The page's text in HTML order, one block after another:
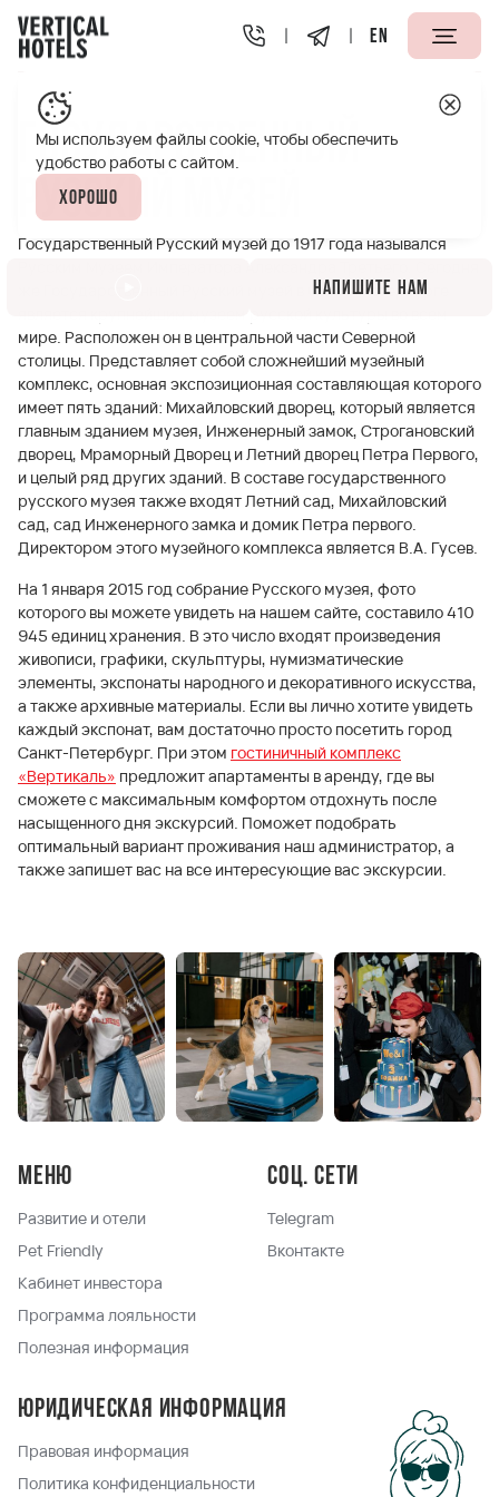
EN
Апарт-отели Vertical
Государственный
Русский музей
Государственный Русский музей до 1917 года назывался
же Государственный Русский музей в Санкт-Петербурге
мире. Расположен он в центральной части Северной
столицы. Представляет собой сложнейший музейный
комплекс, основная экспозиционная составляющая которого
имеет пять зданий: Михайловский дворец, который является
главным зданием музея, Инженерный замок, Строгановский
дворец, Мраморный Дворец и Летний дворец Петра Первого,
и целый ряд других зданий. В составе государственного
русского музея также входят Летний сад, Михайловский
сад, сад Инженерного замка и домик Петра первого.
Директором этого музейного комплекса является В.А. Гусев.
На 1 января 2015 год собрание Русского музея, фото
которого вы можете увидеть на нашем сайте, составило 410
945 единиц хранения. В это число входят произведения
живописи, графики, скульптуры, нумизматические
элементы, экспонаты народного и декоративного искусства,
а также архивные материалы. Если вы лично хотите увидеть
каждый экспонат, вам достаточно просто посетить город
Санкт-Петербург. При этом гостиничный комплекс
«Вертикаль» предложит апартаменты в аренду, где вы
сможете с максимальным комфортом отдохнуть после
насыщенного дня экскурсий. Поможет подобрать
оптимальный вариант проживания наш администратор, а
также запишет вас на все интересующие вас экскурсии.
Меню
Развитие и отели
Pet Friendly
Кабинет инвестора
Программа лояльности
Полезная информация
Соц. сети
Telegram
Вконтакте
Юридическая информация
Правовая информация
Политика конфиденциальности
Мы используем файлы cookie, чтобы обеспечить
удобство работы с сайтом.
Хорошо
Напишите нам